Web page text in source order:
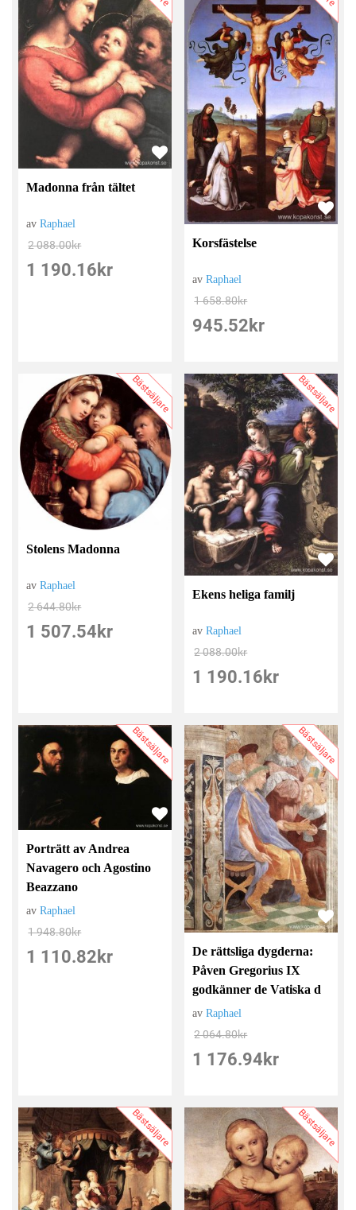
Madonna från tältet
avRaphael
2 088.00kr
1 190.16 kr
Korsfästelse
avRaphael
1 658.80kr
945.52 kr
Bästsäljare
Stolens Madonna
avRaphael
2 644.80kr
1 507.54 kr
Bästsäljare
Ekens heliga familj
avRaphael
2 088.00kr
1 190.16 kr
Bästsäljare
Porträtt av Andrea
Navagero och Agostino
Beazzano
avRaphael
1 948.80kr
1 110.82 kr
Bästsäljare
De rättsliga dygderna:
Påven Gregorius IX
godkänner de Vatiska d
avRaphael
2 064.80kr
1 176.94 kr
Bästsäljare Bästsäljare